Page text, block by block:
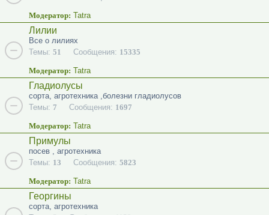
Модератор: Tatra
Лилии
Все о лилиях
Темы: 51 Сообщения: 15335
Модератор: Tatra
Гладиолусы
сорта, агротехника ,болезни гладиолусов
Темы: 7 Сообщения: 1697
Модератор: Tatra
Примулы
посев , агротехника
Темы: 13 Сообщения: 5823
Модератор: Tatra
Георгины
сорта, агротехника